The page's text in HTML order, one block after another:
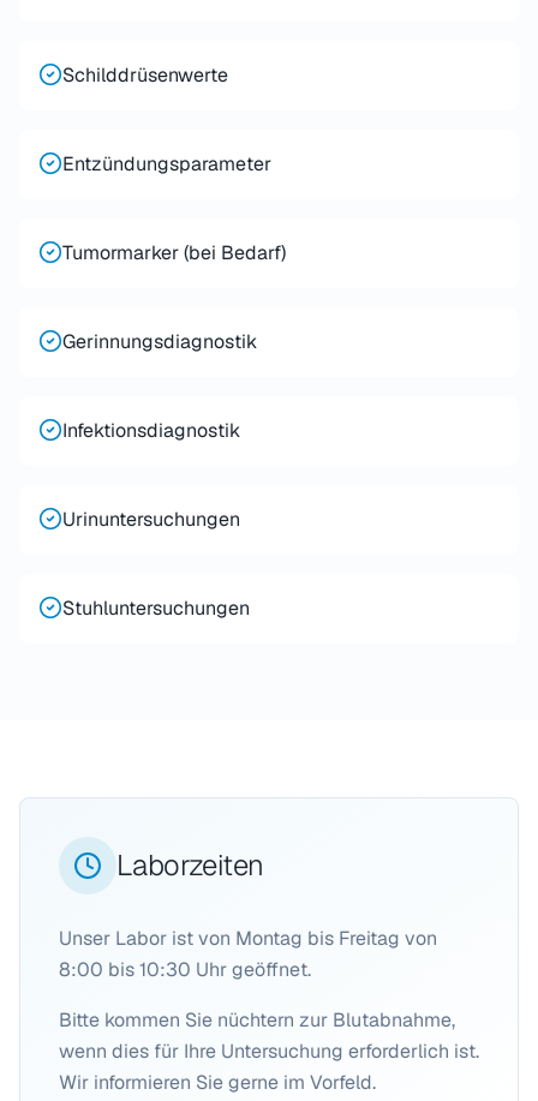
Schilddrüsenwerte
Entzündungsparameter
Tumormarker (bei Bedarf)
Gerinnungsdiagnostik
Infektionsdiagnostik
Urinuntersuchungen
Stuhluntersuchungen
Laborzeiten
Unser Labor ist von Montag bis Freitag von
8:00 bis 10:30 Uhr geöffnet.
Bitte kommen Sie nüchtern zur Blutabnahme,
wenn dies für Ihre Untersuchung erforderlich ist.
Wir informieren Sie gerne im Vorfeld.